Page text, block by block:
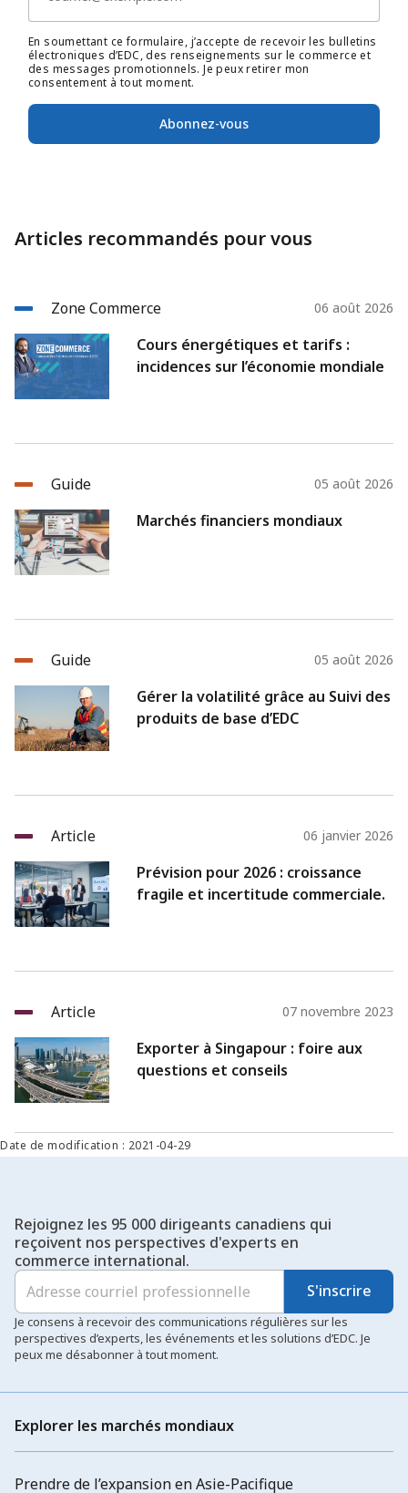
En soumettant ce formulaire, j’accepte de recevoir les bulletins
électroniques d’EDC, des renseignements sur le commerce et
des messages promotionnels. Je peux retirer mon
consentement à tout moment.
Abonnez-vous
Articles recommandés pour vous
Zone Commerce 06 août 2026
Cours énergétiques et tarifs :
incidences sur l’économie mondiale
Guide 05 août 2026
Marchés financiers mondiaux
Guide 05 août 2026
Gérer la volatilité grâce au Suivi des
produits de base d’EDC
Article 06 janvier 2026
Prévision pour 2026 : croissance
fragile et incertitude commerciale.
Article 07 novembre 2023
Exporter à Singapour : foire aux
questions et conseils
Date de modification : 2021-04-29
Rejoignez les 95 000 dirigeants canadiens qui
reçoivent nos perspectives d'experts en
commerce international.
S'inscrire
Je consens à recevoir des communications régulières sur les
perspectives d’experts, les événements et les solutions d’EDC. Je
peux me désabonner à tout moment.
Explorer les marchés mondiaux
Prendre de l’expansion en Asie-Pacifique